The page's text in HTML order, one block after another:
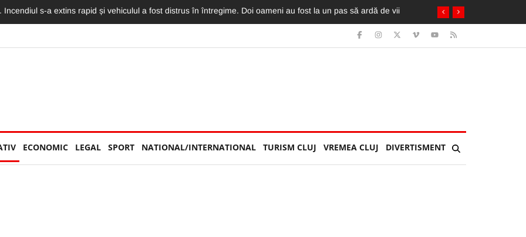
„Nu am văzut niciun echipaj de Poliție sau Jandarmerie”
ECONOMIC LEGAL SPORT NATIONAL/INTERNATIONAL TURISM CLUJ VREMEA CLUJ DIVERTISMENT